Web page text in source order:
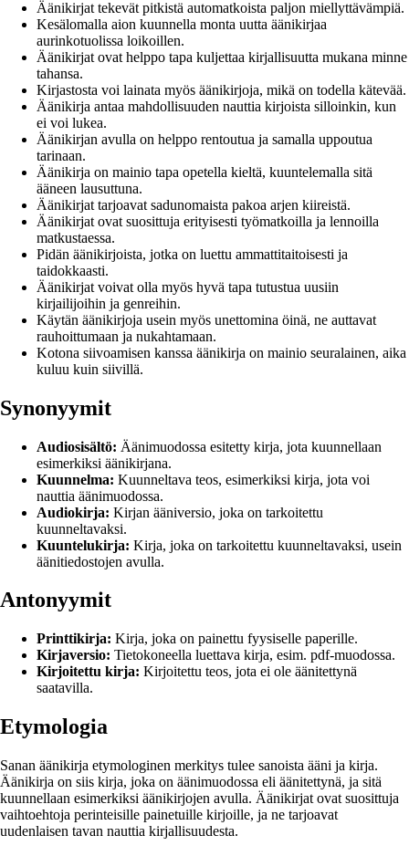
Äänikirjat tekevät pitkistä automatkoista paljon miellyttävämpiä.
Kesälomalla aion kuunnella monta uutta äänikirjaa
aurinkotuolissa loikoillen.
Äänikirjat ovat helppo tapa kuljettaa kirjallisuutta mukana minne
tahansa.
Kirjastosta voi lainata myös äänikirjoja, mikä on todella kätevää.
Äänikirja antaa mahdollisuuden nauttia kirjoista silloinkin, kun
ei voi lukea.
Äänikirjan avulla on helppo rentoutua ja samalla uppoutua
tarinaan.
Äänikirja on mainio tapa opetella kieltä, kuuntelemalla sitä
ääneen lausuttuna.
Äänikirjat tarjoavat sadunomaista pakoa arjen kiireistä.
Äänikirjat ovat suosittuja erityisesti työmatkoilla ja lennoilla
matkustaessa.
Pidän äänikirjoista, jotka on luettu ammattitaitoisesti ja
taidokkaasti.
Äänikirjat voivat olla myös hyvä tapa tutustua uusiin
kirjailijoihin ja genreihin.
Käytän äänikirjoja usein myös unettomina öinä, ne auttavat
rauhoittumaan ja nukahtamaan.
Kotona siivoamisen kanssa äänikirja on mainio seuralainen, aika
kuluu kuin siivillä.
Synonyymit
Audiosisältö: Äänimuodossa esitetty kirja, jota kuunnellaan
esimerkiksi äänikirjana.
Kuunnelma: Kuunneltava teos, esimerkiksi kirja, jota voi
nauttia äänimuodossa.
Audiokirja: Kirjan ääniversio, joka on tarkoitettu
kuunneltavaksi.
Kuuntelukirja: Kirja, joka on tarkoitettu kuunneltavaksi, usein
äänitiedostojen avulla.
Antonyymit
Printtikirja: Kirja, joka on painettu fyysiselle paperille.
Kirjaversio: Tietokoneella luettava kirja, esim. pdf-muodossa.
Kirjoitettu kirja: Kirjoitettu teos, jota ei ole äänitettynä
saatavilla.
Etymologia
Sanan äänikirja etymologinen merkitys tulee sanoista ääni ja kirja.
Äänikirja on siis kirja, joka on äänimuodossa eli äänitettynä, ja sitä
kuunnellaan esimerkiksi äänikirjojen avulla. Äänikirjat ovat suosittuja
vaihtoehtoja perinteisille painetuille kirjoille, ja ne tarjoavat
uudenlaisen tavan nauttia kirjallisuudesta.